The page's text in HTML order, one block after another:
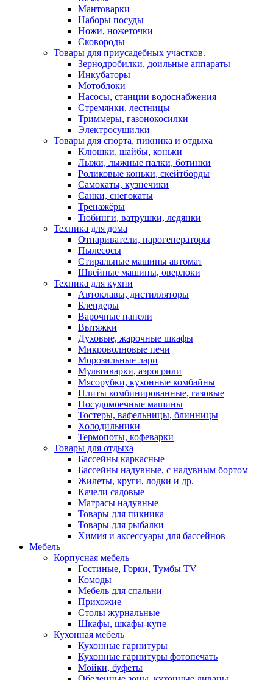
Мантоварки
Наборы посуды
Ножи, ножеточки
Сковороды
Товары для приусадебных участков.
Зернодробилки, доильные аппараты
Инкубаторы
Мотоблоки
Насосы, станции водоснабжения
Стремянки, лестницы
Триммеры, газонокосилки
Электросушилки
Товары для спорта, пикника и отдыха
Клюшки, шайбы, коньки
Лыжи, лыжные палки, ботинки
Роликовые коньки, скейтборды
Самокаты, кузнечики
Санки, снегокаты
Тренажёры
Тюбинги, ватрушки, ледянки
Техника для дома
Отпариватели, парогенераторы
Пылесосы
Стиральные машины автомат
Швейные машины, оверлоки
Техника для кухни
Автоклавы, дистилляторы
Блендеры
Варочные панели
Вытяжки
Духовые, жарочные шкафы
Микроволновые печи
Морозильные лари
Мультиварки, аэрогрили
Мясорубки, кухонные комбайны
Плиты комбинированные, газовые
Посудомоечные машины
Тостеры, вафельницы, блинницы
Холодильники
Термопоты, кофеварки
Товары для отдыха
Бассейны каркасные
Бассейны надувные, с надувным бортом
Жилеты, круги, лодки и др.
Качели садовые
Матрасы надувные
Товары для пикника
Товары для рыбалки
Химия и аксессуары для бассейнов
Мебель
Корпусная мебель
Гостиные, Горки, Тумбы TV
Комоды
Мебель для спальни
Прихожие
Столы журнальные
Шкафы, шкафы-купе
Кухонная мебель
Кухонные гарнитуры
Кухонные гарнитуры фотопечать
Мойки, буфеты